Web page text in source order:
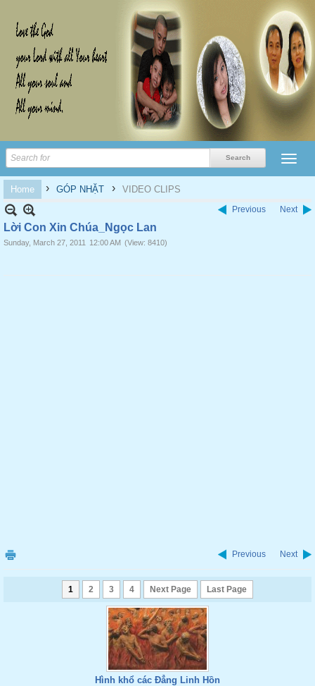
Home › GÓP NHẶT › VIDEO CLIPS
Previous Next
Lời Con Xin Chúa_Ngọc Lan
Sunday, March 27, 2011 12:00 AM (View: 8410)
Previous Next
1 2 3 4 Next Page Last Page
Hình khổ các Đẳng Linh Hồn